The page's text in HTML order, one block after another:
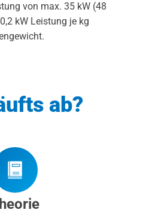
von max. 35 kW (48
kW Leistung je kg
ab?